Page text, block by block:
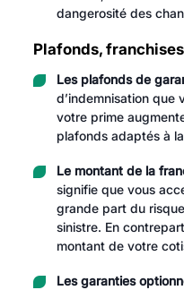
dangerosité des
Plafonds,
Les plafonds de
d’indemnisation que
votre prime
plafonds adaptés à
Le montant de la
signifie que vous
grande part du
sinistre. En
montant de votre
Les garanties